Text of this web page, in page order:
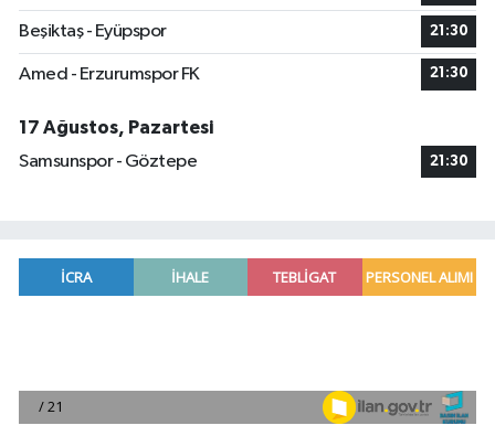
Beşiktaş - Eyüpspor 21:30
Amed - Erzurumspor FK 21:30
17 Ağustos, Pazartesi
Samsunspor - Göztepe
21:30
00:39 |
Mersin'de uyuşturucu operasyonunda 190